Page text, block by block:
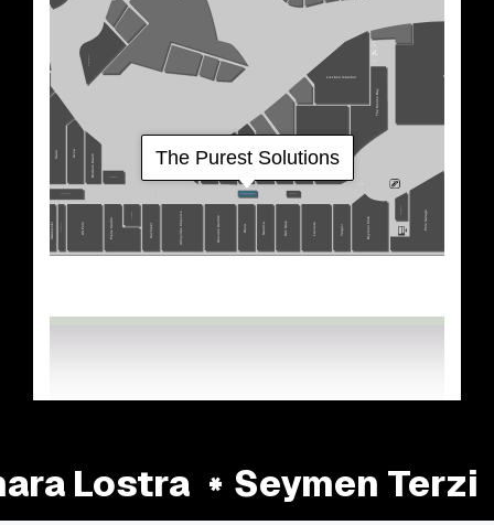
Lostra Seymen Terzi